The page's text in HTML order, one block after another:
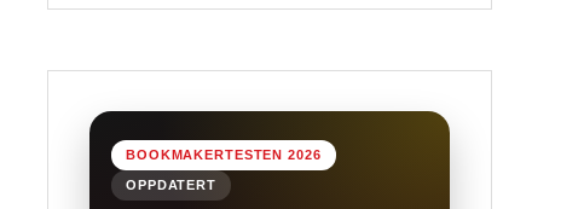
BOOKMAKERTESTEN 2026
OPPDATERT